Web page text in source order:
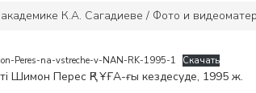
К.А. Сагадиеве / Фото и
Peres-na-vstreche-v-NAN-RK-1995-1 Скачать
Шимон Перес ҚР ҰҒА-ғы кездесуде, 1995 ж.